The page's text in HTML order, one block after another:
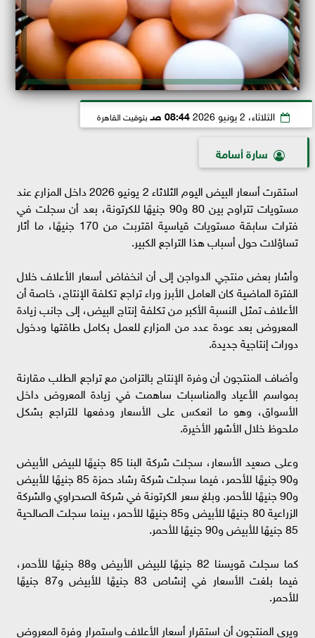
الثلاثاء، 2 يونيو 2026 08:44 صـ بتوقيت القاهرة
سارة أسامة
استقرت أسعار البيض اليوم الثلاثاء 2 يونيو 2026 داخل المزارع عند
مستويات تتراوح بين 80 و90 جنيهًا للكرتونة، بعد أن سجلت في
فترات سابقة مستويات قياسية اقتربت من 170 جنيهًا، ما أثار
تساؤلات حول أسباب هذا التراجع الكبير.
وأشار بعض منتجي الدواجن إلى أن انخفاض أسعار الأعلاف خلال
الفترة الماضية كان العامل الأبرز وراء تراجع تكلفة الإنتاج، خاصة أن
الأعلاف تمثل النسبة الأكبر من تكلفة إنتاج البيض، إلى جانب زيادة
المعروض بعد عودة عدد من المزارع للعمل بكامل طاقتها ودخول
دورات إنتاجية جديدة.
وأضاف المنتجون أن وفرة الإنتاج بالتزامن مع تراجع الطلب مقارنة
بمواسم الأعياد والمناسبات ساهمت في زيادة المعروض داخل
الأسواق، وهو ما انعكس على الأسعار ودفعها للتراجع بشكل
ملحوظ خلال الأشهر الأخيرة.
وعلى صعيد الأسعار، سجلت شركة البنا 85 جنيهًا للبيض الأبيض
و90 جنيهًا للأحمر، فيما سجلت شركة رشاد حمزة 85 جنيهًا للأبيض
و90 جنيهًا للأحمر. وبلغ سعر الكرتونة في شركة الصحراوي والشركة
الزراعية 80 جنيهًا للأبيض و85 جنيهًا للأحمر، بينما سجلت الصالحية
85 جنيهًا للأبيض و90 جنيهًا للأحمر.
كما سجلت قويسنا 82 جنيهًا للبيض الأبيض و88 جنيهًا للأحمر،
فيما بلغت الأسعار في إنشاص 83 جنيهًا للأبيض و87 جنيهًا
للأحمر.
ويرى المنتجون أن استقرار أسعار الأعلاف واستمرار وفرة المعروض